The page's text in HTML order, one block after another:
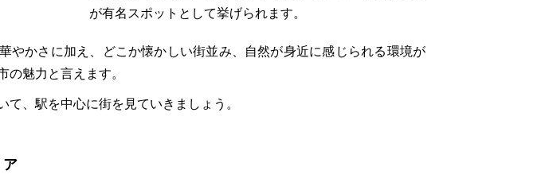
が有名スポットとして挙げられます。
やかさに加え、どこか懐かしい街並み、自然が身近に感じられる環境が
魅力と言えます。
、駅を中心に街を見ていきましょう。